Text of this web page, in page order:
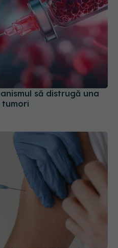
să distrugă una
tumori